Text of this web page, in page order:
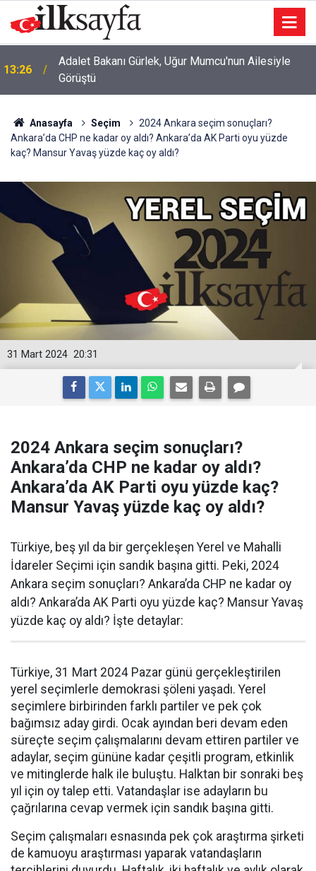
13:26
Adalet Bakanı Gürlek, Uğur Mumcu'nun Ailesiyle
Görüştü
Anasayfa Seçim
2024 Ankara seçim sonuçları?
Ankara’da CHP ne kadar oy aldı? Ankara’da AK Parti oyu yüzde
kaç? Mansur Yavaş yüzde kaç oy aldı?
20:31
31 Mart 2024
2024 Ankara seçim sonuçları?
Ankara’da CHP ne kadar oy aldı?
Ankara’da AK Parti oyu yüzde kaç?
Mansur Yavaş yüzde kaç oy aldı?
Türkiye, beş yıl da bir gerçekleşen Yerel ve Mahalli
İdareler Seçimi için sandık başına gitti. Peki, 2024
Ankara seçim sonuçları? Ankara’da CHP ne kadar oy
aldı? Ankara’da AK Parti oyu yüzde kaç? Mansur Yavaş
yüzde kaç oy aldı? İşte detaylar:
Türkiye, 31 Mart 2024 Pazar günü gerçekleştirilen
yerel seçimlerle demokrasi şöleni yaşadı. Yerel
seçimlere birbirinden farklı partiler ve pek çok
bağımsız aday girdi. Ocak ayından beri devam eden
süreçte seçim çalışmalarını devam ettiren partiler ve
adaylar, seçim gününe kadar çeşitli program, etkinlik
ve mitinglerde halk ile buluştu. Halktan bir sonraki beş
yıl için oy talep etti. Vatandaşlar ise adayların bu
çağrılarına cevap vermek için sandık başına gitti.
Seçim çalışmaları esnasında pek çok araştırma şirketi
de kamuoyu araştırması yaparak vatandaşların